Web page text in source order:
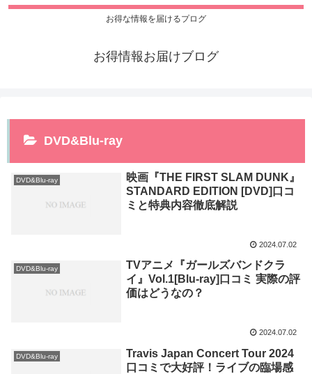
お得な情報を届けるプログ
お得情報お届けブログ
DVD&Blu-ray
DVD&Blu-ray
映画『THE FIRST SLAM DUNK』
STANDARD EDITION [DVD]口コ
ミと特典内容徹底解説
2024.07.02
DVD&Blu-ray
TVアニメ『ガールズバンドクラ
イ』Vol.1[Blu-ray]口コミ 実際の評
価はどうなの？
2024.07.02
DVD&Blu-ray
Travis Japan Concert Tour 2024
口コミで大好評！ライブの臨場感